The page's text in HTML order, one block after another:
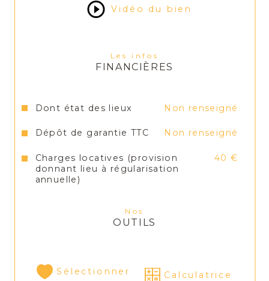
Vidéo du bien
Les infos
FINANCIÈRES
Dont état des lieux Non renseigné
Dépôt de garantie TTC Non renseigné
Charges locatives (provision
donnant lieu à régularisation
annuelle)
40 €
Nos
OUTILS
Sélectionner Calculatrice